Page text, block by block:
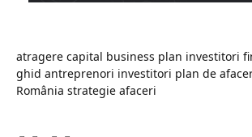
atragere capital business plan investitori
ghid antreprenori investitori plan de
România strategie afaceri